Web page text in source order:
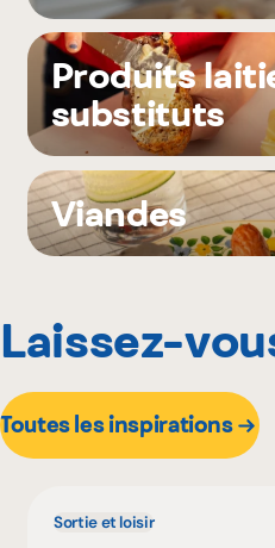
Produits
substituts
Viandes
Laissez-
Toutes les inspirations
Sortie et loisir